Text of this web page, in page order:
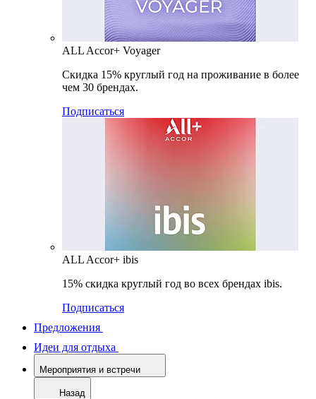
ALL Accor+ Voyager
Скидка 15% круглый год на проживание в более
чем 30 брендах.
Подписаться
ALL Accor+ ibis
15% скидка круглый год во всех брендах ibis.
Подписаться
Предложения
Идеи для отдыха
Мероприятия и встречи
Назад